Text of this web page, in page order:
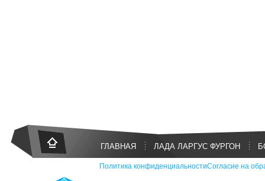
ГЛАВНАЯ ЛАДА ЛАРГУС ФУРГОН
Политика конфиденциальностиСогласие на